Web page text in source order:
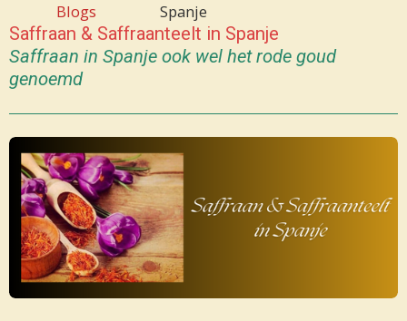
Blogs
Spanje
Saffraan & Saffraanteelt in Spanje
Saffraan in Spanje ook wel het rode goud
genoemd